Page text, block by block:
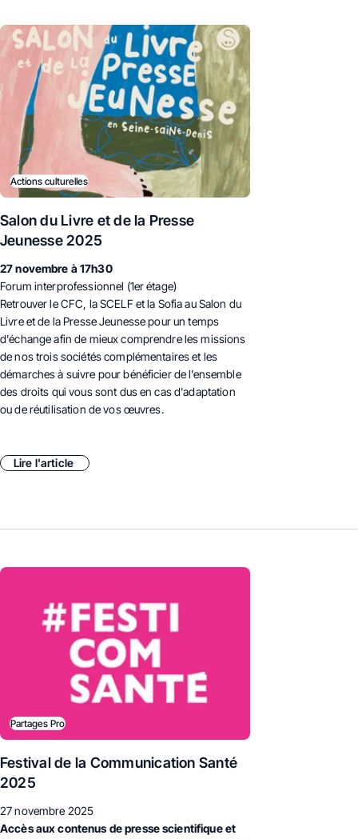
Actions culturelles
Salon du Livre et de la Presse
Jeunesse 2025
27 novembre à 17h30
Forum interprofessionnel (1er étage)
Retrouver le CFC, la SCELF et la Sofia au Salon du
Livre et de la Presse Jeunesse pour un temps
d'échange afin de mieux comprendre les missions
de nos trois sociétés complémentaires et les
démarches à suivre pour bénéficier de l’ensemble
des droits qui vous sont dus en cas d'adaptation
ou de réutilisation de vos œuvres.
Lire l'article
Partages Pro
Festival de la Communication Santé
2025
27 novembre 2025
Accès aux contenus de presse scientifique et